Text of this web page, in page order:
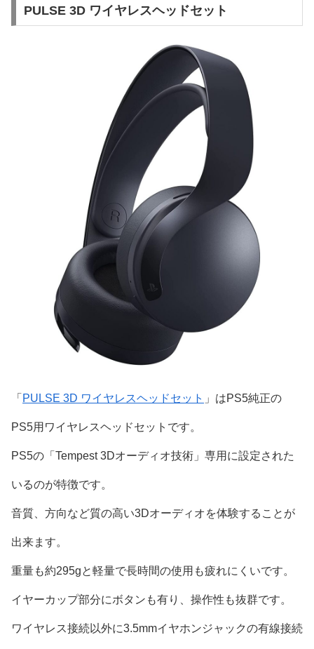
PULSE 3D ワイヤレスヘッドセット
「 PULSE 3D ワイヤレスヘッドセット 」はPS5純正の
PS5用ワイヤレスヘッドセットです。
PS5の「Tempest 3Dオーディオ技術」専用に設定された
いるのが特徴です。
音質、方向など質の高い3Dオーディオを体験することが
出来ます。
重量も約295gと軽量で長時間の使用も疲れにくいです。
イヤーカップ部分にボタンも有り、操作性も抜群です。
ワイヤレス接続以外に3.5mmイヤホンジャックの有線接続